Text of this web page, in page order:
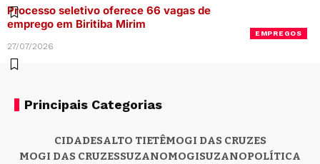
EMPREGOS
Processo seletivo oferece 66 vagas de
emprego em Biritiba Mirim
27/07/2026
Principais Categorias
CIDADESALTO TIETÊMOGI DAS CRUZES
MOGI DAS CRUZESSUZANOMOGISUZANOPOLÍTICA